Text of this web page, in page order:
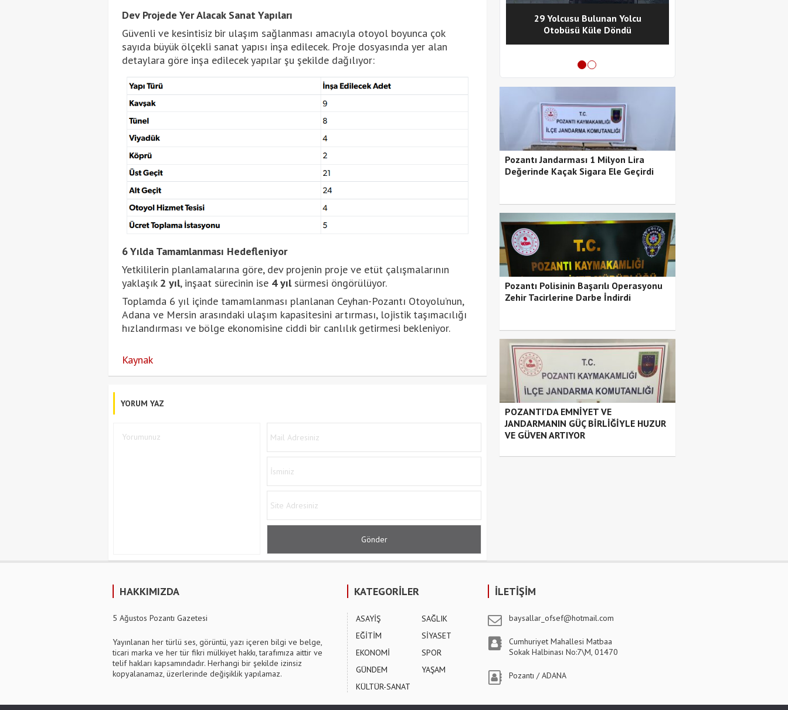
Dev Projede Yer Alacak Sanat Yapıları
Güvenli ve kesintisiz bir ulaşım sağlanması amacıyla otoyol boyunca çok
sayıda büyük ölçekli sanat yapısı inşa edilecek. Proje dosyasında yer alan
detaylara göre inşa edilecek yapılar şu şekilde dağılıyor:
6 Yılda Tamamlanması Hedefleniyor
Yetkililerin planlamalarına göre, dev projenin proje ve etüt çalışmalarının
yaklaşık 2 yıl, inşaat sürecinin ise 4 yılsürmesi öngörülüyor.
Toplamda 6 yıl içinde tamamlanması planlanan Ceyhan-Pozantı Otoyolu’nun,
Adana ve Mersin arasındaki ulaşım kapasitesini artırması, lojistik taşımacılığı
hızlandırması ve bölge ekonomisine ciddi bir canlılık getirmesi bekleniyor.
Kaynak
YORUM YAZ
29 Yolcusu Bulunan Yolcu
Otobüsü Küle Döndü
1 2
Pozantı Jandarması 1 Milyon Lira
Değerinde Kaçak Sigara Ele Geçirdi
Pozantı Polisinin Başarılı Operasyonu
Zehir Tacirlerine Darbe İndirdi
POZANTI’DA EMNİYET VE
JANDARMANIN GÜÇ BİRLİĞİYLE HUZUR
VE GÜVEN ARTIYOR
HAKKIMIZDA
5 Ağustos Pozantı Gazetesi
Yayınlanan her türlü ses, görüntü, yazı içeren bilgi ve belge,
ticari marka ve her tür fikri mülkiyet hakkı, tarafımıza aittir ve
telif hakları kapsamındadır. Herhangi bir şekilde izinsiz
kopyalanamaz, üzerlerinde değişiklik yapılamaz.
KATEGORİLER
ASAYİŞ
EĞİTİM
EKONOMİ
GÜNDEM
KÜLTÜR-SANAT
SAĞLIK
SİYASET
SPOR
YAŞAM
İLETİŞİM
baysallar_ofsef@hotmail.com
Cumhuriyet Mahallesi Matbaa
Sokak Halbinası No:7\M, 01470
Pozantı / ADANA